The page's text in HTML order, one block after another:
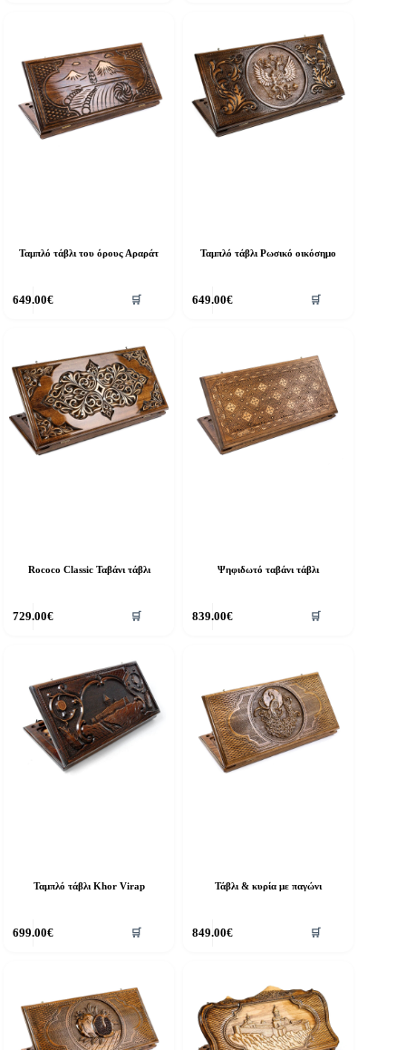
Ταμπλό τάβλι του όρους Αραράτ
649.00€ 🛒
Ταμπλό τάβλι Ρωσικό οικόσημο
649.00€ 🛒
Rococo Classic Ταβάνι τάβλι
729.00€ 🛒
Ψηφιδωτό ταβάνι τάβλι
839.00€ 🛒
Ταμπλό τάβλι Khor Virap
699.00€ 🛒
Τάβλι & κυρία με παγώνι
849.00€ 🛒